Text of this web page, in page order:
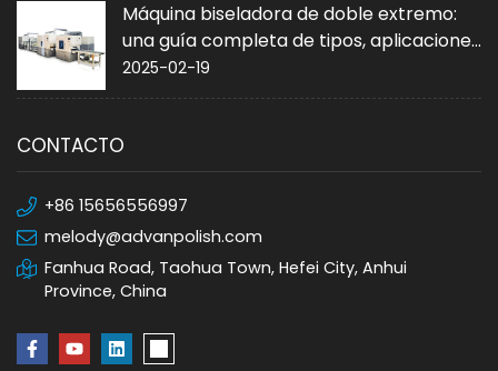
Máquina biseladora de doble extremo:
una guía completa de tipos, aplicaciones
y compra
2025-02-19
CONTACTO
+86 15656556997
melody@advanpolish.com
Fanhua Road, Taohua Town, Hefei City, Anhui
Province, China